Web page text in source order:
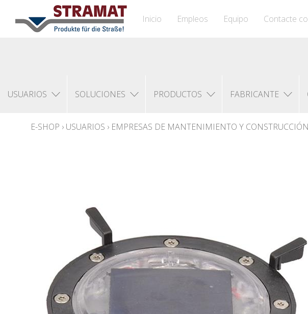
Inicio Empleos Equipo Contacte
USUARIOS SOLUCIONES PRODUCTOS FABRICANTE
E-SHOP › USUARIOS › EMPRESAS DE MANTENIMIENTO Y